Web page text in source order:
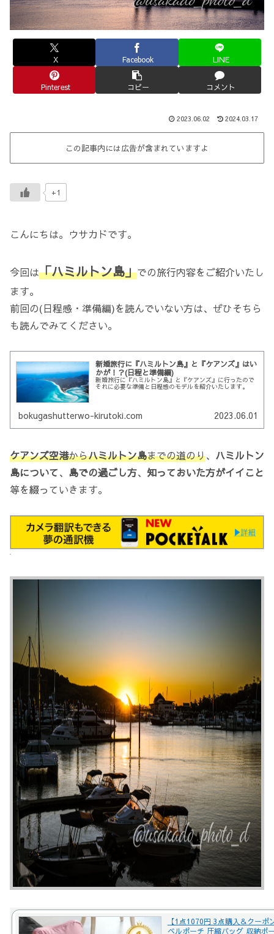
X Facebook LINE
Pinterest コピー コメント
2023.06.02 2024.03.17
この記事内には広告が含まれていますよ
+1
こんにちは。ウサカドです。
今回は「ハミルトン島」での旅行内容をご紹介いたし
ます。
前回の(日程感・準備編)を読んでいない方は、ぜひそちら
も読んでみてください。
新婚旅行に『ハミルトン島』と『ケアンズ』はい
かが！？(日程と準備編)
新婚旅行に『ハミルトン島』と『ケアンズ』に行ったので
それに必要な準備と日程感のモデルを紹介いたします。
bokugashutterwo-kirutoki.com 2023.06.01
ケアンズ空港からハミルトン島までの道のり、 ハミルトン
島について、 島での過ごし方、 知っておいた方がイイこと
等を綴っていきます。
【1点1070円 3点購入＆クーポ
ベルポーチ 圧縮バッグ 収納ポ